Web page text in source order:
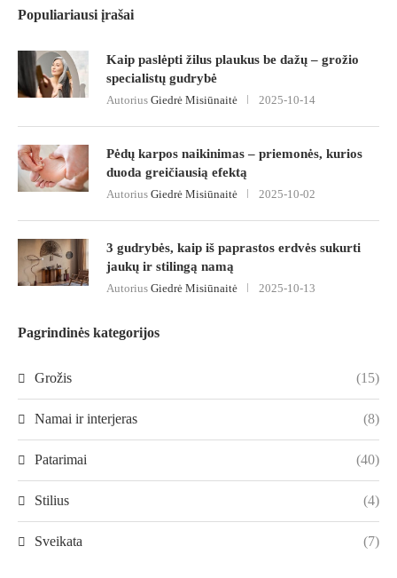
Populiariausi įrašai
Kaip paslėpti žilus plaukus be dažų – grožio
specialistų gudrybė
Autorius Giedrė Misiūnaitė 2025-10-14
Pėdų karpos naikinimas – priemonės, kurios
duoda greičiausią efektą
Autorius Giedrė Misiūnaitė 2025-10-02
3 gudrybės, kaip iš paprastos erdvės sukurti
jaukų ir stilingą namą
Autorius Giedrė Misiūnaitė 2025-10-13
Pagrindinės kategorijos
Grožis (15)
Namai ir interjeras (8)
Patarimai (40)
Stilius (4)
Sveikata (7)